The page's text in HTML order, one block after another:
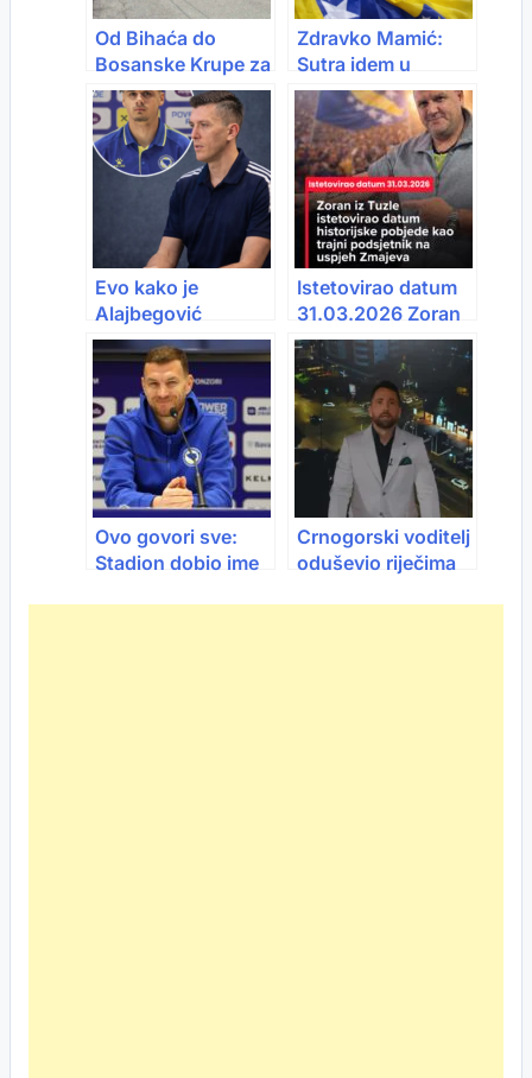
Od Bihaća do
Bosanske Krupe za
2 KM: Počele
turističke vožnje
vozom
Zdravko Mamić:
Sutra idem u
Zenicu i navijam za
BiH
Evo kako je
Alajbegović
izabrao BiH
umjesto Njemačke
Istetovirao datum
31.03.2026 Zoran
iz Tuzle istetovirao
datum historijske
pobjede kao trajni
podsjetnik na
uspjeh Zmajeva
Ovo govori sve:
Stadion dobio ime
Crnogorski voditelj
oduševio riječima